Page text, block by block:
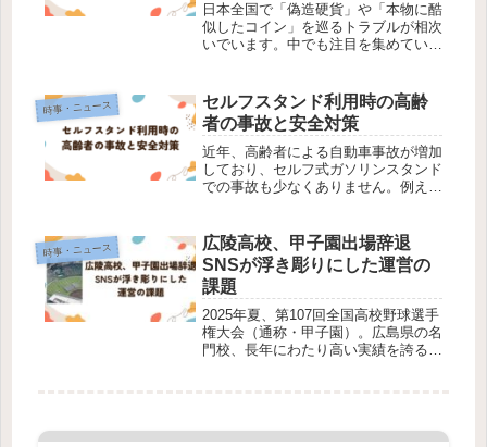
日本全国で「偽造硬貨」や「本物に酷
似したコイン」を巡るトラブルが相次
いでいます。中でも注目を集めている
見つかっているという事実です。見た
目だけでは判別が難しく、一般の消
費...
時事・ニュース
セルフスタンド利用時の高齢
者の事故と安全対策
近年、高齢者による自動車事故が増加
しており、セルフ式ガソリンスタンド
での事故も少なくありません。例え
んだまま車を発進させ、ホースが破損
しガソリンが流出する事故が発生し
ま...
時事・ニュース
広陵高校、甲子園出場辞退
SNSが浮き彫りにした運営の
課題
2025年夏、第107回全国高校野球選手
権大会（通称・甲子園）。広島県の名
門校、長年にわたり高い実績を誇る学